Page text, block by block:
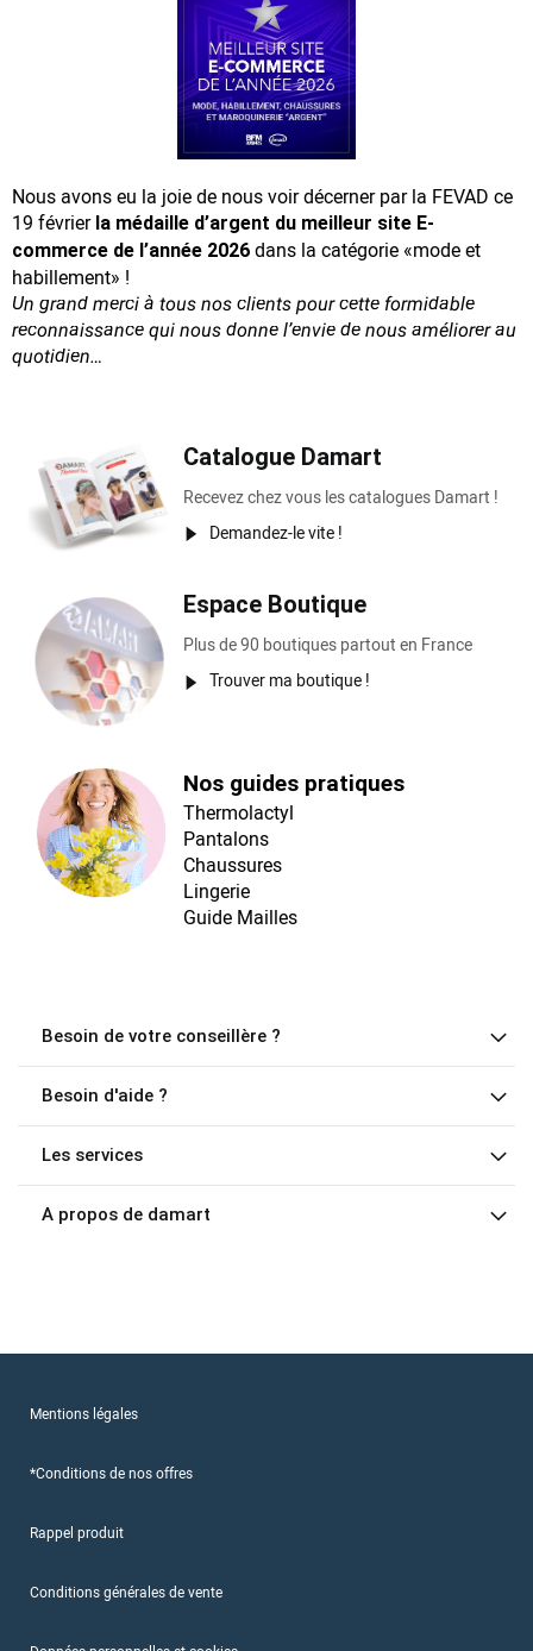
Nous avons eu la joie de nous voir décerner par la FEVAD ce
19 février la médaille d’argent du meilleur site E-
commerce de l’année 2026 dans la catégorie «mode et
habillement» !
Un grand merci à tous nos clients pour cette formidable
reconnaissancequi nous donne l’envie de nous améliorer au
quotidien…
Catalogue Damart
Recevez chez vous les catalogues Damart !
Demandez-le vite !
Espace Boutique
Plus de 90 boutiques partout en France
Trouver ma boutique !
Nos guides pratiques
Thermolactyl
Pantalons
Chaussures
Lingerie
Guide Mailles
Besoin de votre conseillère ?
Besoin d'aide ?
Les services
A propos de damart
Mentions légales
*Conditions de nos offres
Rappel produit
Conditions générales de vente